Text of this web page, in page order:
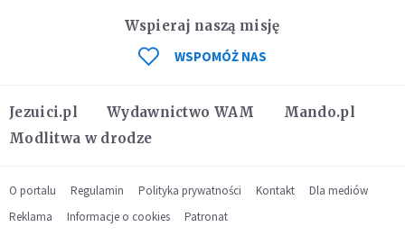
Jezuici.pl Wydawnictwo WAM
Mando.pl
Modlitwa w drodze
Wspieraj naszą misję
WSPOMÓŻ NAS
O portalu Regulamin Polityka prywatności Kontakt
Dla mediów
Reklama
Informacje o cookies Patronat